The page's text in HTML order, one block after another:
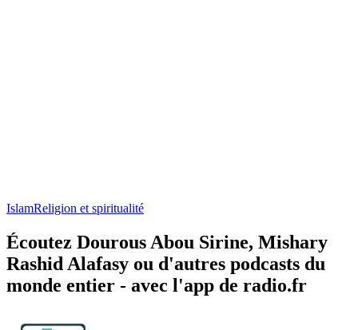
IslamReligion et spiritualité
Écoutez Dourous Abou Sirine, Mishary
Rashid Alafasy ou d'autres podcasts du
monde entier - avec l'app de radio.fr